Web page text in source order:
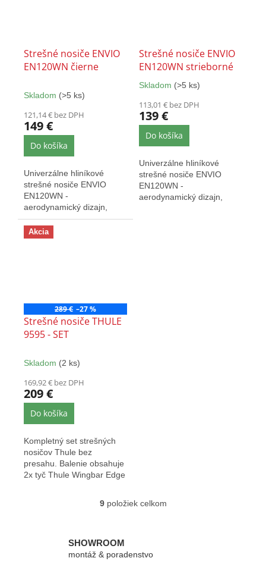
Strešné nosiče ENVIO
EN120WN čierne
Skladom (>5 ks)
121,14 € bez DPH
149 €
Do košíka
Univerzálne hliníkové
strešné nosiče ENVIO
EN120WN -
aerodynamický dizajn,
dĺžka tyčí 120 cm, nosnosť
až 90 kg,...
Strešné nosiče ENVIO
EN120WN strieborné
Priemerné
produktu
je
5,0
hviezdičiek.
Skladom (>5 ks)
113,01 € bez DPH
139 €
Do košíka
Univerzálne hliníkové
strešné nosiče ENVIO
EN120WN -
aerodynamický dizajn,
Akcia
289 € –27 %
Strešné nosiče THULE
9595 - SET
Skladom (2 ks)
169,92 € bez DPH
209 €
Do košíka
Kompletný set strešných
nosičov Thule bez
presahu. Balenie obsahuje
2x tyč Thule Wingbar Edge
O
d
9položiek celkom
SHOWROOM
montáž & poradenstvo